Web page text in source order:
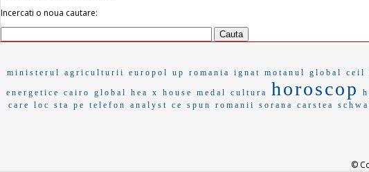
Incercati o noua cautare:
ministerul agriculturii europol up romania ignat motanul global ceil
energetice cairo global hea x house medal cultura horoscop
care loc sta pe telefon analyst ce spun romanii sorana carstea
©